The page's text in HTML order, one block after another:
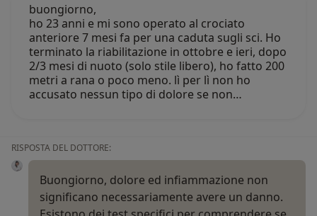
buongiorno,
ho 23 anni e mi sono operato al crociato
anteriore 7 mesi fa per una caduta sugli sci. Ho
terminato la riabilitazione in ottobre e ieri, dopo
2/3 mesi di nuoto (solo stile libero), ho fatto 200
metri a rana o poco meno. lì per lì non ho
accusato nessun tipo di dolore se non…
RISPOSTA DEL DOTTORE:
Buongiorno, dolore ed infiammazione non
significano necessariamente avere un danno.